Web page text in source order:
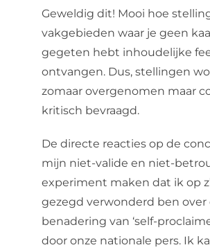
Geweldig dit! Mooi hoe
vakgebieden waar je geen
gegeten hebt inhoudelijke
ontvangen. Dus, stellingen
zomaar overgenomen maar
kritisch bevraagd.
De directe reacties op de
mijn niet-valide en niet-
experiment maken dat ik op
gezegd verwonderd ben over
benadering van ‘self-
door onze nationale pers. Ik